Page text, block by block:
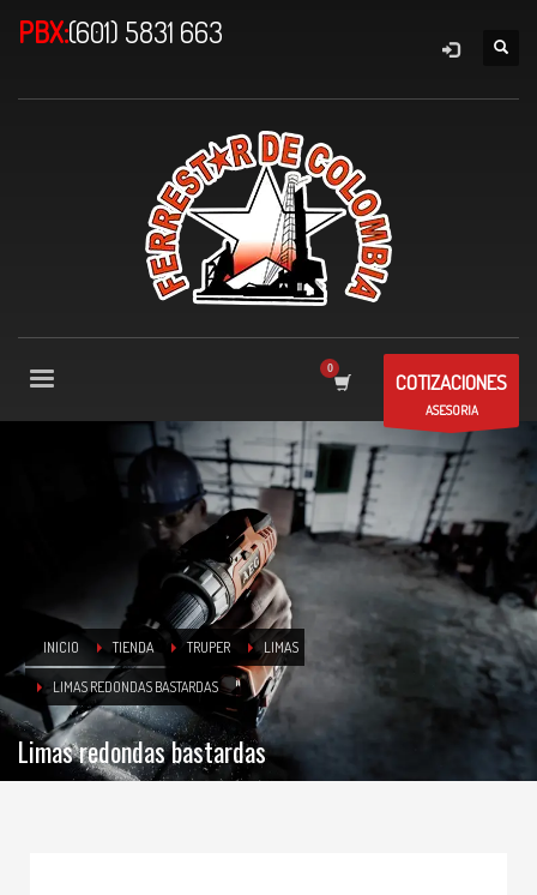
PBX:(601) 5831 663
COTIZACIONES
ASESORIA
INICIO TIENDA TRUPER LIMAS
LIMAS REDONDAS BASTARDAS
Limas redondas bastardas